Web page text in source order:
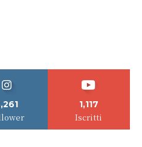
1,117
Iscritti